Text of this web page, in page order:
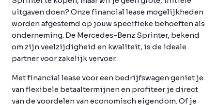
uitgaven doen? Onze financial lease mogelijkheden
worden afgestemd op jouw specifieke behoeften als
onderneming. De Mercedes-Benz Sprinter, bekend
om zijn veelzijdigheid en kwaliteit, is de ideale
partner voor zakelijk vervoer.
Met financial lease voor een bedrijfswagen geniet je
van flexibele betaaltermijnen en profiteer je direct
van de voordelen van economisch eigendom. Of je